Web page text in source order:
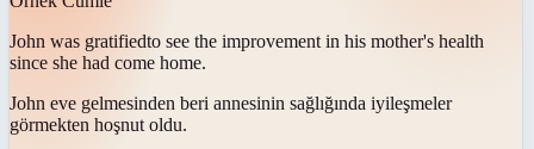
John was gratifiedto see the improvement in his mother's health
since she had come home.
John eve gelmesinden beri annesinin sağlığında iyileşmeler
görmekten hoşnut oldu.